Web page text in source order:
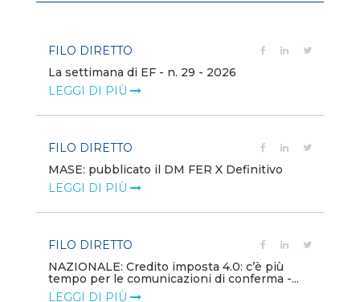
FILO DIRETTO
La settimana di EF - n. 29 - 2026
LEGGI DI PIÙ
FILO DIRETTO
MASE: pubblicato il DM FER X Definitivo
LEGGI DI PIÙ
FILO DIRETTO
NAZIONALE: Credito imposta 4.0: c’è più
tempo per le comunicazioni di conferma -...
LEGGI DI PIÙ